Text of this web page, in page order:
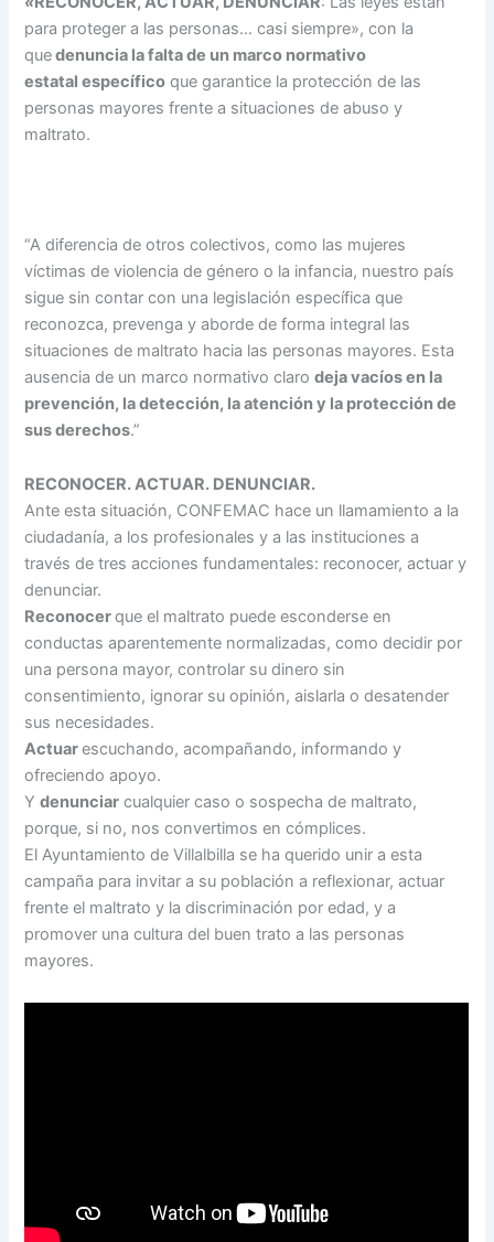
para proteger a las personas… casi siempre», con la
quedenuncia la falta de un marco normativo
estatal específico que garantice la protección de las
personas mayores frente a situaciones de abuso y
maltrato.
“A diferencia de otros colectivos, como las mujeres
víctimas de violencia de género o la infancia, nuestro país
sigue sin contar con una legislación específica que
reconozca, prevenga y aborde de forma integral las
situaciones de maltrato hacia las personas mayores. Esta
ausencia de un marco normativo clarodeja vacíos en la
prevención, la detección, la atención y la protección de
sus derechos.”
RECONOCER. ACTUAR. DENUNCIAR.
Ante esta situación, CONFEMAC hace un llamamiento a la
ciudadanía, a los profesionales y a las instituciones a
través de tres acciones fundamentales: reconocer, actuar y
denunciar.
Reconocerque el maltrato puede esconderse en
conductas aparentemente normalizadas, como decidir por
una persona mayor, controlar su dinero sin
consentimiento, ignorar su opinión, aislarla o desatender
sus necesidades.
Actuarescuchando, acompañando, informando y
ofreciendo apoyo.
Ydenunciar cualquier caso o sospecha de maltrato,
porque, si no, nos convertimos en cómplices.
El Ayuntamiento de Villalbilla se ha querido unir a esta
campaña para invitar a su población a reflexionar, actuar
frente el maltrato y la discriminación por edad, y a
promover una cultura del buen trato a las personas
mayores.